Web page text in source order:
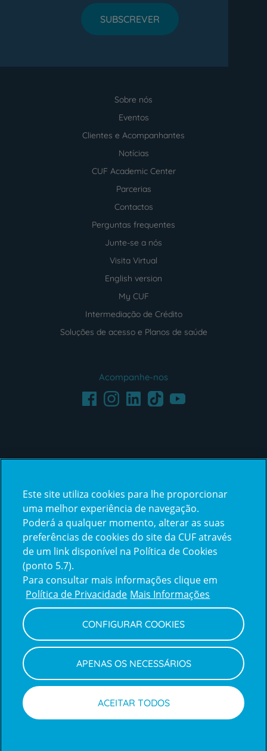
SUBSCREVER
Sobre nós
Eventos
Clientes e Acompanhantes
Notícias
CUF Academic Center
Parcerias
Contactos
Perguntas frequentes
Junte-se a nós
Visita Virtual
English version
My CUF
Intermediação de Crédito
Soluções de acesso e Planos de saúde
Acompanhe-nos
FacebookInstagramLinkedInTikTokYoutube
Reclamações
e
elogios
Policy
Política de Privacidade e Cookies
Declaração de Acessibilidade
Canal de Denúncias
Informações legais
Este site utiliza cookies para lhe proporcionar
uma melhor experiência de navegação.
Poderá a qualquer momento, alterar as suas
preferências de cookies do site da CUF através
de um link disponível na Política de Cookies
(ponto 5.7).
Para consultar mais informações clique em
Política de Privacidade Mais Informações
CONFIGURAR COOKIES
APENAS OS NECESSÁRIOS
ACEITAR TODOS